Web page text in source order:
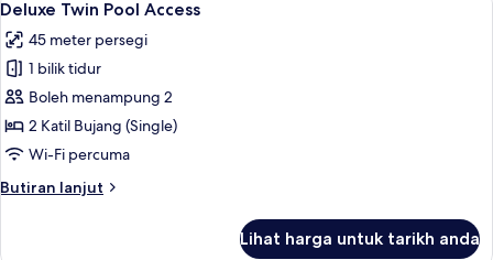
View
semua
foto
untuk
Deluxe
Twin
Pool
7
Deluxe Twin Pool Access
45 meter persegi
1 bilik tidur
Boleh menampung 2
2 Katil Bujang (Single)
Wi-Fi percuma
Butiran lanjut
Butiran
Lihat harga untuk tarikh anda